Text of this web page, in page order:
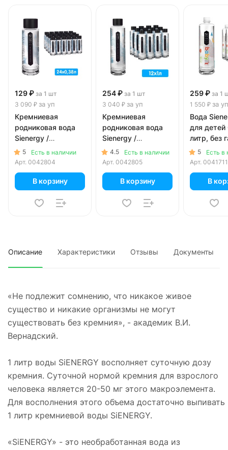
129 ₽ за 1 шт
3 090 ₽ за уп
Кремниевая
родниковая вода
Sienergy /
Сиэнержи 0.38
литра, без газа,
5
Есть в наличии
Арт. 0042804
В корзину
254 ₽ за 1 шт
3 040 ₽ за уп
Кремниевая
родниковая вода
Sienergy /
Сиэнержи 1 литр,
без газа, пэт, 12 шт.
4.5
Есть в наличии
Арт. 0042805
В корзину
259 ₽ за 1
1 550 ₽ за уп
Вода
для детей
литр, без
6 шт. в уп.
5
Есть в
Арт. 0041711
В
Описание Характеристики Отзывы Документы
«Не подлежит сомнению, что никакое живое
существо и никакие организмы не могут
существовать без кремния», - академик В.И.
Вернадский.
1 литр воды SiENERGY восполняет суточную дозу
кремния. Суточной нормой кремния для взрослого
человека является 20-50 мг этого макроэлемента.
Для восполнения этого объема достаточно выпивать
1 литр кремниевой воды SiENERGY.
«SiENERGY» - это необработанная вода из